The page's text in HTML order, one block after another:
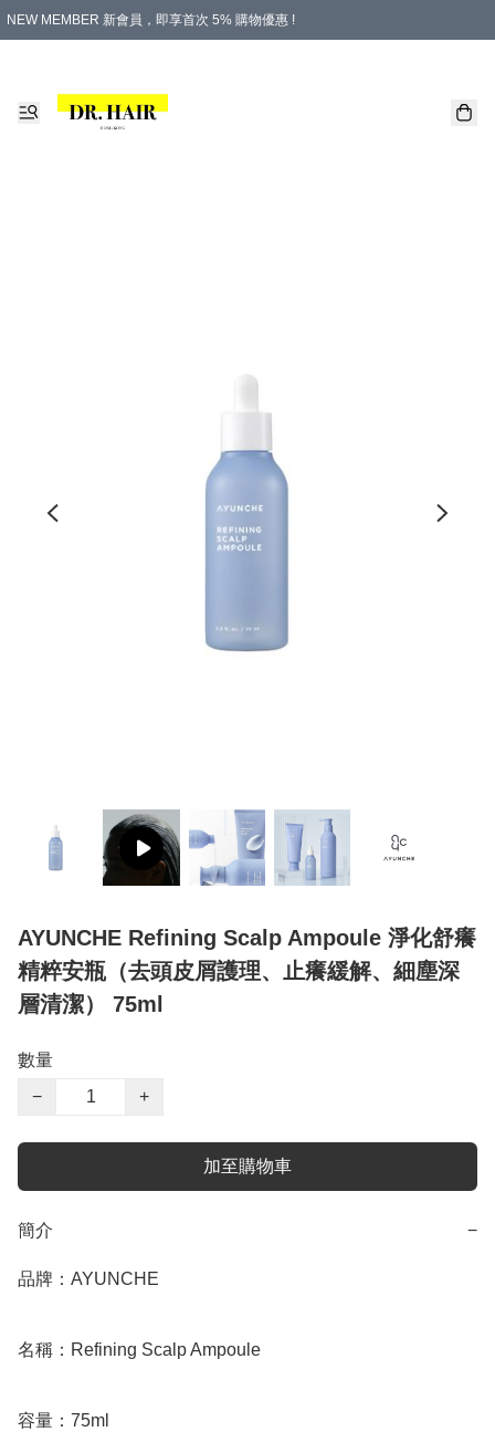
NEW MEMBER 新會員，即享首次 5% 購物優惠 !
AYUNCHE Refining Scalp Ampoule 淨化舒癢
精粹安瓶（去頭皮屑護理、止癢緩解、細塵深
層清潔） 75ml
數量
−
+
加至購物車
簡介 −
品牌：AYUNCHE
名稱：Refining Scalp Ampoule
容量：75ml